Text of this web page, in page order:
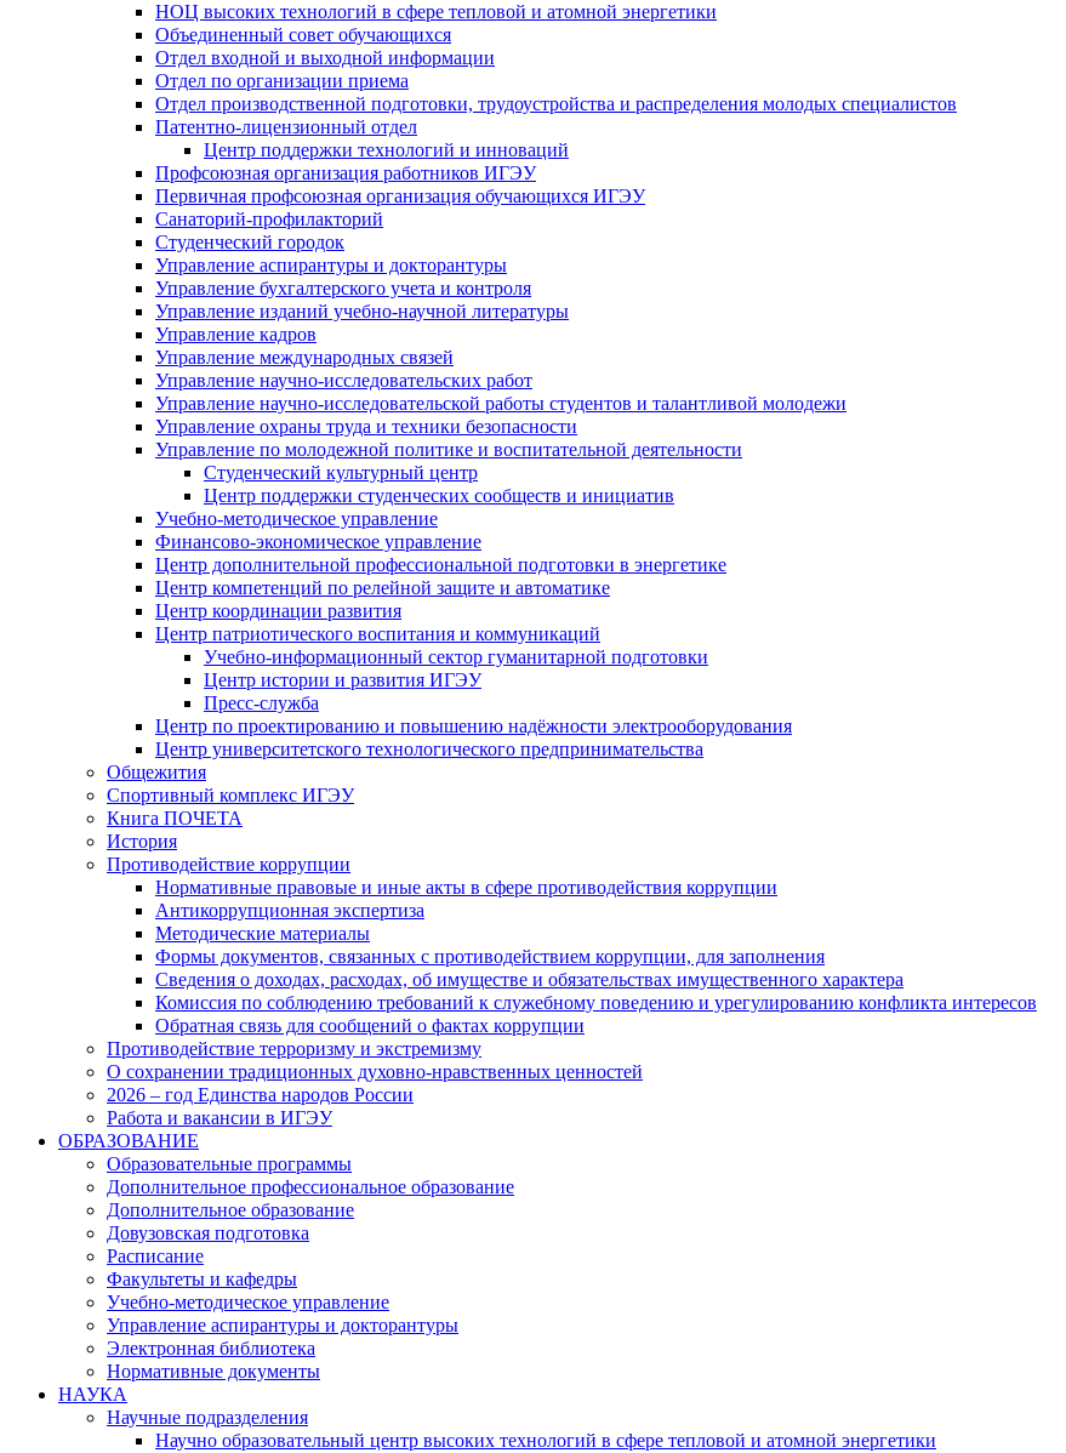
НОЦ высоких технологий в сфере тепловой и атомной энергетики
Объединенный совет обучающихся
Отдел входной и выходной информации
Отдел по организации приема
Отдел производственной подготовки, трудоустройства и распределения молодых специалистов
Патентно-лицензионный отдел
Центр поддержки технологий и инноваций
Профсоюзная организация работников ИГЭУ
Первичная профсоюзная организация обучающихся ИГЭУ
Санаторий-профилакторий
Студенческий городок
Управление аспирантуры и докторантуры
Управление бухгалтерского учета и контроля
Управление изданий учебно-научной литературы
Упpавление кадpов
Управление международных связей
Управление научно-исследовательских работ
Управление научно-исследовательской работы студентов и талантливой молодежи
Управление охраны труда и техники безопасности
Управление по молодежной политике и воспитательной деятельности
Студенческий культурный центр
Центр поддержки студенческих сообществ и инициатив
Учебно-методическое управление
Финансово-экономическое управление
Центр дополнительной профессиональной подготовки в энергетике
Центр компетенций по релейной защите и автоматике
Центр координации развития
Центр патриотического воспитания и коммуникаций
Учебно-информационный сектор гуманитарной подготовки
Центр истории и развития ИГЭУ
Пресс-служба
Центр по проектированию и повышению надёжности электрооборудования
Центр университетского технологического предпринимательства
Общежития
Спортивный комплекс ИГЭУ
Книга ПОЧЕТА
История
Противодействие коррупции
Нормативные правовые и иные акты в сфере противодействия коррупции
Антикоррупционная экспертиза
Методические материалы
Формы документов, связанных с противодействием коррупции, для заполнения
Сведения о доходах, расходах, об имуществе и обязательствах имущественного характера
Комиссия по соблюдению требований к служебному поведению и урегулированию конфликта интересов
Обратная связь для сообщений о фактах коррупции
Противодействие терроризму и экстремизму
О сохранении традиционных духовно-нравственных ценностей
2026 – год Единства народов России
Работа и вакансии в ИГЭУ
ОБРАЗОВАНИЕ
Образовательные программы
Дополнительное профессиональное образование
Дополнительное образование
Довузовская подготовка
Расписание
Факультеты и кафедры
Учебно-методическое управление
Управление аспирантуры и докторантуры
Электронная библиотека
Нормативные документы
НАУКА
Научные подразделения
Научно образовательный центр высоких технологий в сфере тепловой и атомной энергетики